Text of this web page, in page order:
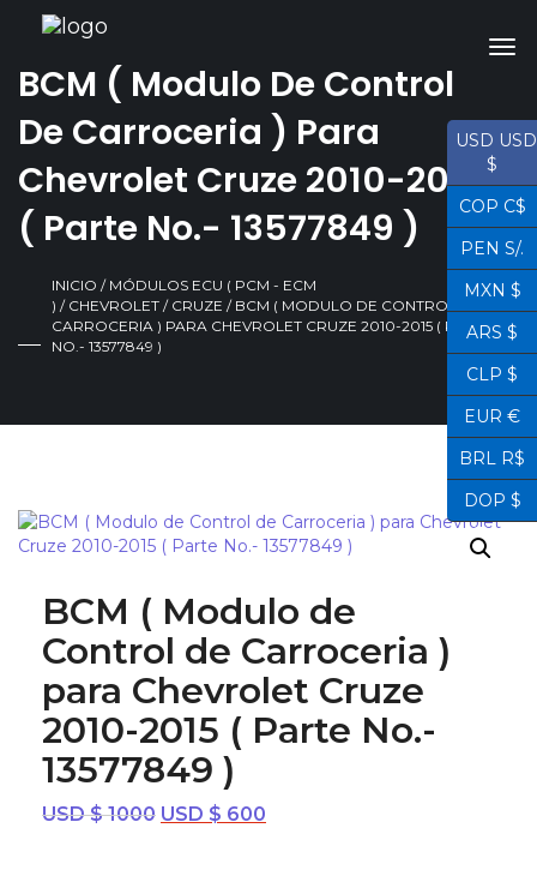
BCM ( Modulo De Control
De Carroceria ) Para
Chevrolet Cruze 2010-2015
( Parte No.- 13577849 )
INICIO / MÓDULOS ECU ( PCM - ECM
) / CHEVROLET / CRUZE / BCM ( MODULO DE CONTROL DE
CARROCERIA ) PARA CHEVROLET CRUZE 2010-2015 ( PARTE
NO.- 13577849 )
¡OFERTA!
BCM ( Modulo de
Control de Carroceria )
para Chevrolet Cruze
2010-2015 ( Parte No.-
13577849 )
USD $1000 El
USD $ 600
USD USD
$
COP C$
PEN S/.
MXN $
ARS $
CLP $
EUR €
BRL R$
DOP $